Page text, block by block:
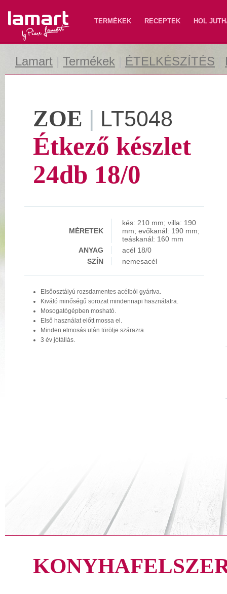
Lamart TERMÉKEK RECEPTEK HOL
Lamart Termékek ÉTELKÉSZÍTÉS
ZOE | LT5048
Étkező készlet
24db 18/0
MÉRETEK
kés: 210 mm; villa: 190
mm; evőkanál: 190 mm;
teáskanál: 160 mm
ANYAG
acél 18/0
SZÍN
nemesacél
Elsőosztályú rozsdamentes acélból gyártva.
Kiváló minőségű sorozat mindennapi használatra.
Mosogatógépben mosható.
Első használat előtt mossa el.
Minden elmosás után törölje szárazra.
3 év jótállás.